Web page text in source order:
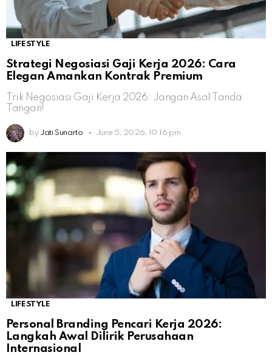
LIFESTYLE
Strategi Negosiasi Gaji Kerja 2026: Cara
Elegan Amankan Kontrak Premium
Trik Negosiasi Gaji Kerja 2026: Jangan Asal Tanda
Tangan!
by Jati Sunarto June 5, 2026, 10:16 pm
LIFESTYLE
Personal Branding Pencari Kerja 2026:
Langkah Awal Dilirik Perusahaan
Internasional